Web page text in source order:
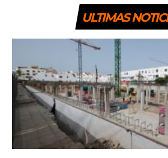
ULTIMAS